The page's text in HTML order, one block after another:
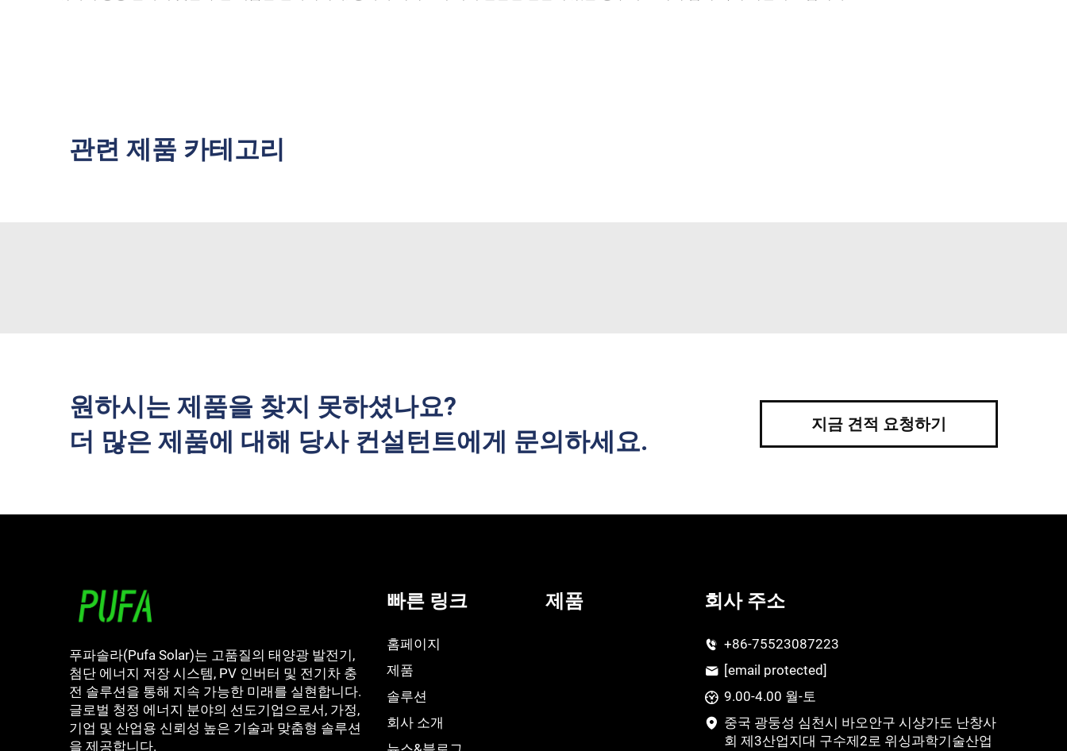
관련 제품 카테고리
원하시는 제품을 찾지 못하셨나요?
더 많은 제품에 대해 당사 컨설턴트에게 문의하세요.
지금 견적 요청하기
푸파솔라(Pufa Solar)는 고품질의 태양광 발전기,
첨단 에너지 저장 시스템, PV 인버터 및 전기차 충
전 솔루션을 통해 지속 가능한 미래를 실현합니다.
글로벌 청정 에너지 분야의 선도기업으로서, 가정,
기업 및 산업용 신뢰성 높은 기술과 맞춤형 솔루션
을 제공합니다.
빠른 링크
홈페이지
제품
솔루션
회사 소개
제품 회사 주소
+86-75523087223
[email protected]
9.00-4.00 월-토
중국 광둥성 심천시 바오안구 시샹가도 난창사
회 제3산업지대 구수제2로 위싱과학기술산업